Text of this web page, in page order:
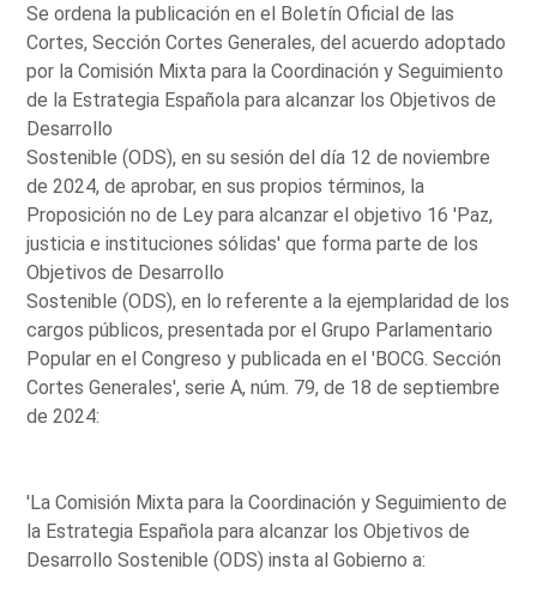
Se ordena la publicación en el Boletín Oficial de las
Cortes, Sección Cortes Generales, del acuerdo adoptado
por la Comisión Mixta para la Coordinación y Seguimiento
de la Estrategia Española para alcanzar los Objetivos de
Desarrollo
Sostenible (ODS), en su sesión del día 12 de noviembre
de 2024, de aprobar, en sus propios términos, la
Proposición no de Ley para alcanzar el objetivo 16 'Paz,
justicia e instituciones sólidas' que forma parte de los
Objetivos de Desarrollo
Sostenible (ODS), en lo referente a la ejemplaridad de los
cargos públicos, presentada por el Grupo Parlamentario
Popular en el Congreso y publicada en el 'BOCG. Sección
Cortes Generales', serie A, núm. 79, de 18 de septiembre
de 2024:
'La Comisión Mixta para la Coordinación y Seguimiento de
la Estrategia Española para alcanzar los Objetivos de
Desarrollo Sostenible (ODS) insta al Gobierno a: